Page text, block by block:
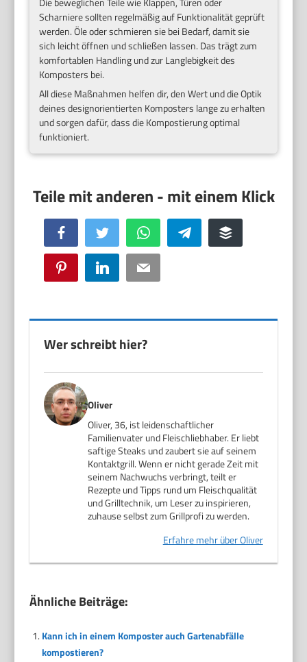
Scharniere sollten regelmäßig auf Funktionalität geprüft
werden. Öle oder schmieren sie bei Bedarf, damit sie
sich leicht öffnen und schließen lassen. Das trägt zum
komfortablen Handling und zur Langlebigkeit des
Komposters bei.
All diese Maßnahmen helfen dir, den Wert und die Optik
deines designorientierten Komposters lange zu erhalten
und sorgen dafür, dass die Kompostierung optimal
funktioniert.
Facebook Twitter WhatsApp Telegram Buffer
Pinterest LinkedIn Email
Wer schreibt hier?
Oliver
Oliver, 36, ist leidenschaftlicher
Familienvater und Fleischliebhaber. Er liebt
saftige Steaks und zaubert sie auf seinem
Kontaktgrill. Wenn er nicht gerade Zeit mit
seinem Nachwuchs verbringt, teilt er
Rezepte und Tipps rund um Fleischqualität
und Grilltechnik, um Leser zu inspirieren,
zuhause selbst zum Grillprofi zu werden.
Erfahre mehr über Oliver
Ähnliche Beiträge:
Kann ich in einem Komposter auch Gartenabfälle
kompostieren?